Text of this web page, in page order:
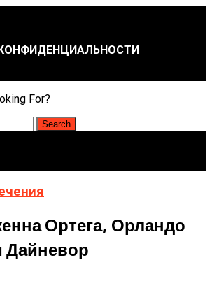
For?
Ортега, Орландо